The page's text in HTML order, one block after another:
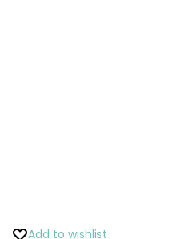
Add to wishlist